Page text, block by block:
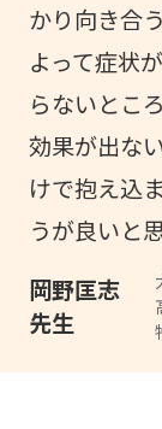
かり向き合
よって症状
らないとこ
効果が出な
けで抱え込
うが良いと
岡野匡志
先生